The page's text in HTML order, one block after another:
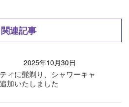
関連記事
2025年10月30日
ィに髭剃り、シャワーキャ
加いたしました